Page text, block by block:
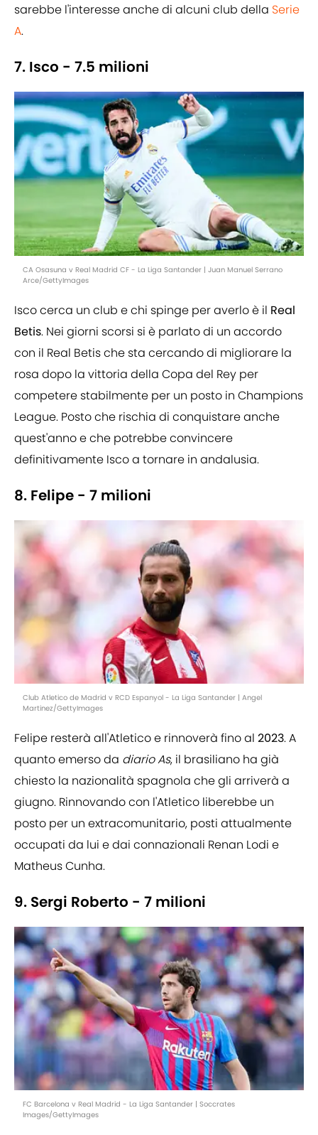
sarebbe l'interesse anche di alcuni club della Serie
A.
7. Isco - 7.5 milioni
CA Osasuna v Real Madrid CF - La Liga Santander | Juan Manuel Serrano
Arce/GettyImages
Isco cerca un club e chi spinge per averlo è il Real
Betis. Nei giorni scorsi si è parlato di un accordo
con il Real Betis che sta cercando di migliorare la
rosa dopo la vittoria della Copa del Rey per
competere stabilmente per un posto in Champions
League. Posto che rischia di conquistare anche
quest'anno e che potrebbe convincere
definitivamente Isco a tornare in andalusia.
8. Felipe - 7 milioni
Club Atletico de Madrid v RCD Espanyol - La Liga Santander | Angel
Martinez/GettyImages
Felipe resterà all'Atletico e rinnoverà fino al 2023. A
quanto emerso da diario As, il brasiliano ha già
chiesto la nazionalità spagnola che gli arriverà a
giugno. Rinnovando con l'Atletico liberebbe un
posto per un extracomunitario, posti attualmente
occupati da lui e dai connazionali Renan Lodi e
Matheus Cunha.
9. Sergi Roberto - 7 milioni
FC Barcelona v Real Madrid - La Liga Santander | Soccrates
Images/GettyImages